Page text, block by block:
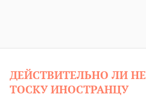
ДЕЙСТВИТЕЛЬНО ЛИ
ТОСКУ ИНОСТРАНЦУ